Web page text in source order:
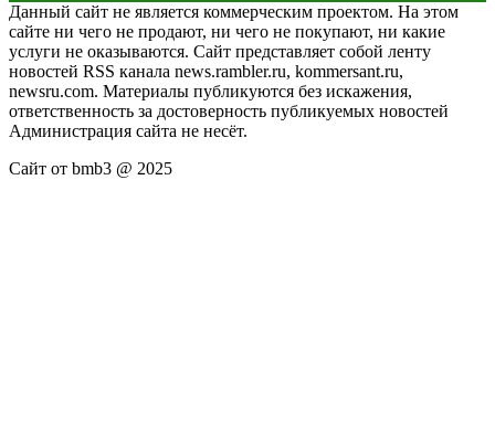
Данный сайт не является коммерческим проектом. На этом
сайте ни чего не продают, ни чего не покупают, ни какие
услуги не оказываются. Сайт представляет собой ленту
новостей RSS канала news.rambler.ru, kommersant.ru,
newsru.com. Материалы публикуются без искажения,
ответственность за достоверность публикуемых новостей
Администрация сайта не несёт.
Сайт от bmb3 @ 2025